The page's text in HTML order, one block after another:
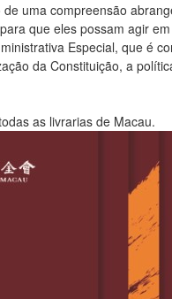
uma compreensão
que eles possam agir
Especial, que é
da Constituição, a
as livrarias de Macau.